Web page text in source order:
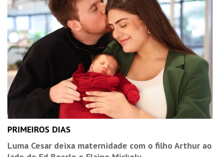
PRIMEIROS DIAS
Luma Cesar deixa maternidade com o filho Arthur ao